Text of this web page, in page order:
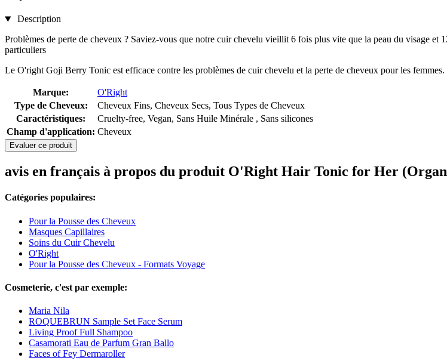
Description
Problèmes de perte de cheveux ? Saviez-vous que notre cuir chevelu vieillit 6 fois plus vite que la peau du visage
particuliers
Le O'right Goji Berry Tonic est efficace contre les problèmes de cuir chevelu et la perte de cheveux pour les
Marque:
O'Right
Type de Cheveux:
Cheveux Fins, Cheveux Secs, Tous Types de Cheveux
Caractéristiques:
Cruelty-free, Vegan, Sans Huile Minérale , Sans silicones
Champ d'application: Cheveux
Evaluer ce produit
avis en français à propos du produit O'Right Hair Tonic for Her
Catégories populaires:
Pour la Pousse des Cheveux
Masques Capillaires
Soins du Cuir Chevelu
O'Right
Pour la Pousse des Cheveux - Formats Voyage
Cosmeterie, c'est par exemple:
Maria Nila
ROQUEBRUN Sample Set Face Serum
Living Proof Full Shampoo
Casamorati Eau de Parfum Gran Ballo
Faces of Fey Dermaroller